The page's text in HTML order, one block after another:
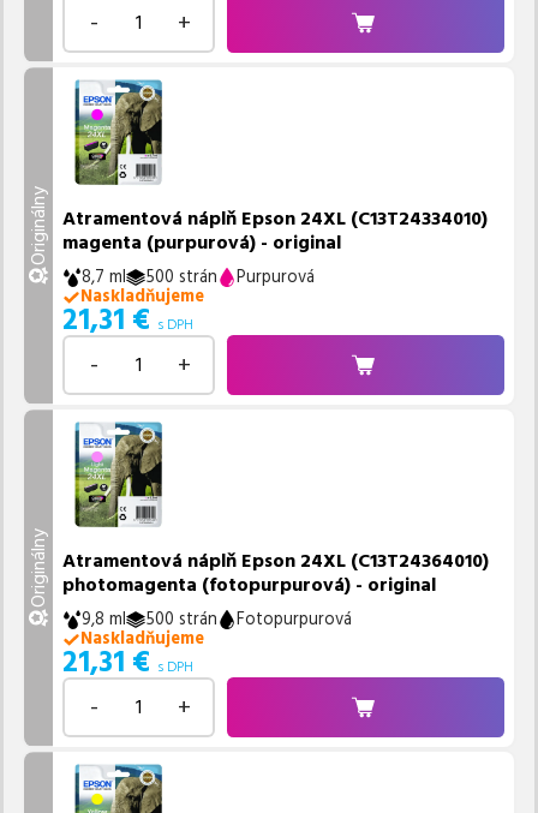
- +
Originálny Atramentová náplň Epson 24XL (C13T24334010)
magenta (purpurová) - original
8,7 ml 500 strán
Purpurová
Naskladňujeme
21,31 € s DPH
- +
Originálny Atramentová náplň Epson 24XL (C13T24364010)
photomagenta (fotopurpurová) - original
9,8 ml 500 strán
Fotopurpurová
Naskladňujeme
21,31 € s DPH
- +